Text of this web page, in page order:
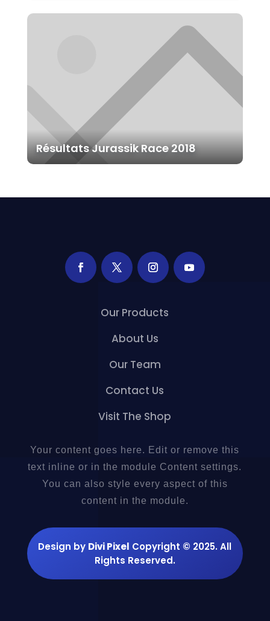
Résultats Jurassik Race 2018
Our Products
About Us
Our Team
Contact Us
Visit The Shop
Your content goes here. Edit or remove this
text inline or in the module Content settings.
You can also style every aspect of this
content in the module.
Design by Divi Pixel Copyright © 2025. All
Rights Reserved.